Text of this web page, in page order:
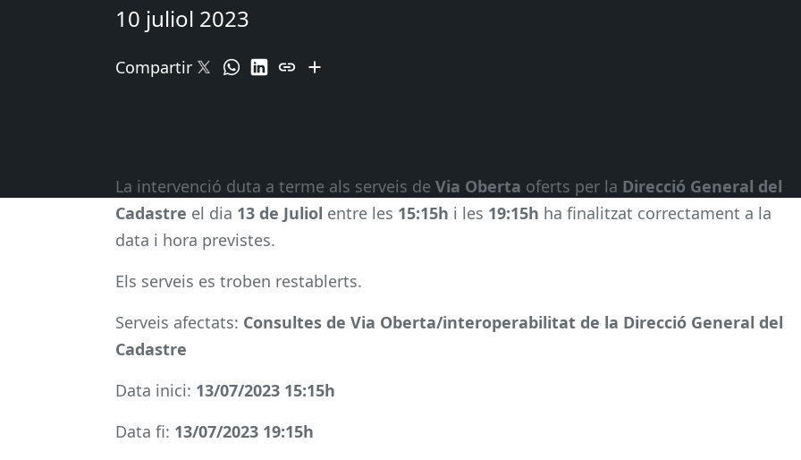
10 juliol 2023
Compartir
La intervenció duta a terme als serveis de Via Oberta oferts per la Direcció General del
Cadastre el dia 13 de Juliol entre les 15:15h i les 19:15h ha finalitzat correctament a la
data i hora previstes.
Els serveis es troben restablerts.
Serveis afectats: Consultes de Via Oberta/interoperabilitat de la Direcció General del
Cadastre
Data inici: 13/07/2023 15:15h
Data fi: 13/07/2023 19:15h